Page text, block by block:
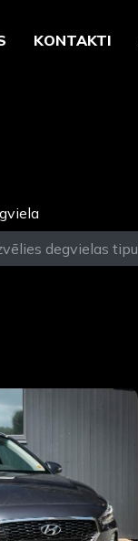
KONTAKTI
degvielas tipu